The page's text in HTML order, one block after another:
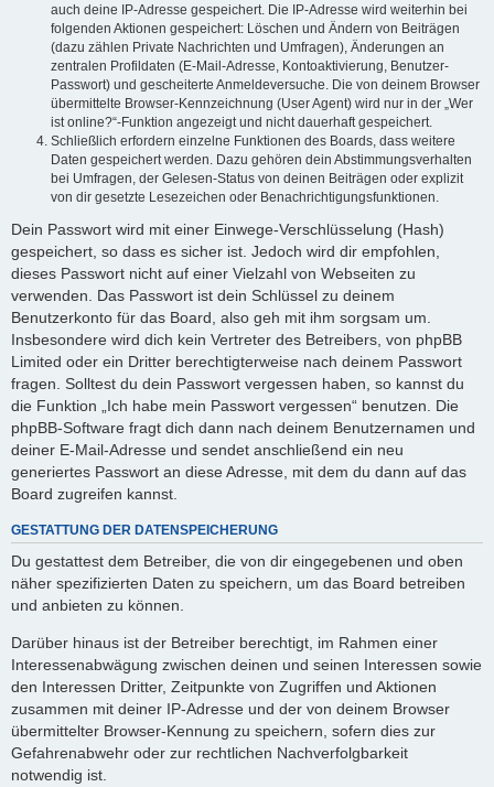
auch deine IP-Adresse gespeichert. Die IP-Adresse wird weiterhin bei
folgenden Aktionen gespeichert: Löschen und Ändern von Beiträgen
(dazu zählen Private Nachrichten und Umfragen), Änderungen an
zentralen Profildaten (E-Mail-Adresse, Kontoaktivierung, Benutzer-
Passwort) und gescheiterte Anmeldeversuche. Die von deinem Browser
übermittelte Browser-Kennzeichnung (User Agent) wird nur in der „Wer
ist online?“-Funktion angezeigt und nicht dauerhaft gespeichert.
Schließlich erfordern einzelne Funktionen des Boards, dass weitere
Daten gespeichert werden. Dazu gehören dein Abstimmungsverhalten
bei Umfragen, der Gelesen-Status von deinen Beiträgen oder explizit
von dir gesetzte Lesezeichen oder Benachrichtigungsfunktionen.
Dein Passwort wird mit einer Einwege-Verschlüsselung (Hash)
gespeichert, so dass es sicher ist. Jedoch wird dir empfohlen,
dieses Passwort nicht auf einer Vielzahl von Webseiten zu
verwenden. Das Passwort ist dein Schlüssel zu deinem
Benutzerkonto für das Board, also geh mit ihm sorgsam um.
Insbesondere wird dich kein Vertreter des Betreibers, von phpBB
Limited oder ein Dritter berechtigterweise nach deinem Passwort
fragen. Solltest du dein Passwort vergessen haben, so kannst du
die Funktion „Ich habe mein Passwort vergessen“ benutzen. Die
phpBB-Software fragt dich dann nach deinem Benutzernamen und
deiner E-Mail-Adresse und sendet anschließend ein neu
generiertes Passwort an diese Adresse, mit dem du dann auf das
Board zugreifen kannst.
GESTATTUNG DER DATENSPEICHERUNG
Du gestattest dem Betreiber, die von dir eingegebenen und oben
näher spezifizierten Daten zu speichern, um das Board betreiben
und anbieten zu können.
Darüber hinaus ist der Betreiber berechtigt, im Rahmen einer
Interessenabwägung zwischen deinen und seinen Interessen sowie
den Interessen Dritter, Zeitpunkte von Zugriffen und Aktionen
zusammen mit deiner IP-Adresse und der von deinem Browser
übermittelter Browser-Kennung zu speichern, sofern dies zur
Gefahrenabwehr oder zur rechtlichen Nachverfolgbarkeit
notwendig ist.